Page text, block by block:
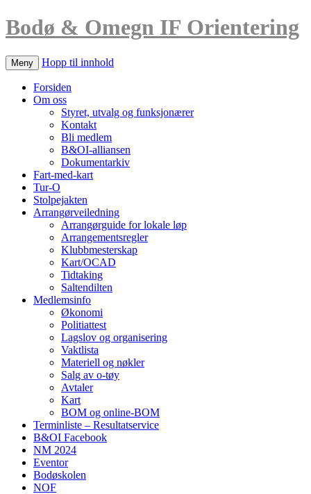
Bodø & Omegn IF Orientering
Meny Hopp til innhold
Forsiden
Om oss
Styret, utvalg og funksjonærer
Kontakt
Bli medlem
B&OI-alliansen
Dokumentarkiv
Fart-med-kart
Tur-O
Stolpejakten
Arrangørveiledning
Arrangørguide for lokale løp
Arrangementsregler
Klubbmesterskap
Kart/OCAD
Tidtaking
Saltendilten
Medlemsinfo
Økonomi
Politiattest
Lagslov og organisering
Vaktlista
Materiell og nøkler
Salg av o-tøy
Avtaler
Kart
BOM og online-BOM
Terminliste – Resultatservice
B&OI Facebook
NM 2024
Eventor
Bodøskolen
NOF